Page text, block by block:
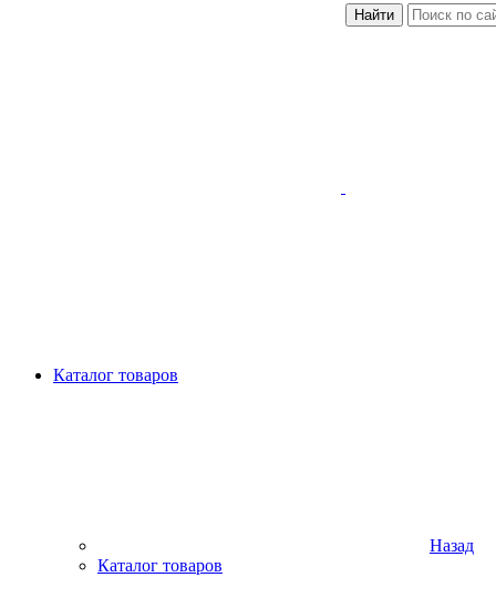
Найти
Каталог товаров
Назад
Каталог товаров